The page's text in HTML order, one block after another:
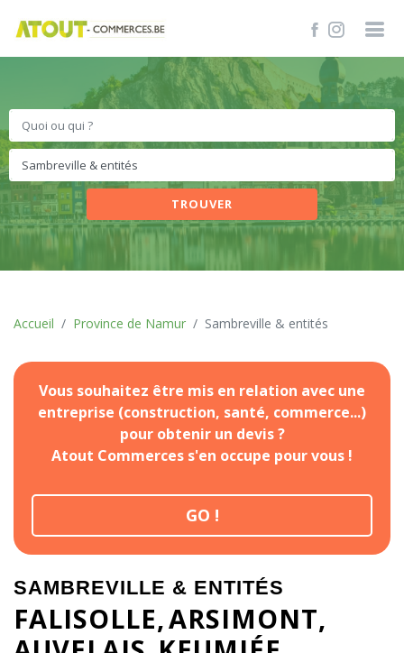
TROUVER
Accueil Province de Namur Sambreville & entités
Vous souhaitez être mis en relation avec une
entreprise (construction, santé, commerce...)
pour obtenir un devis ?
Atout Commerces s'en occupe pour vous !
GO !
SAMBREVILLE & ENTITÉS
FALISOLLE ARSIMONT